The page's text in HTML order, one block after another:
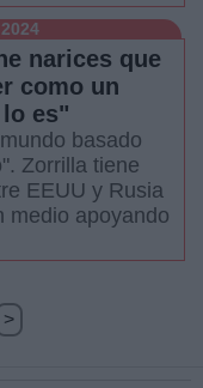
2024
narices que
como un
lo es"
basado
Zorrilla tiene
EEUU y Rusia
medio apoyando
>